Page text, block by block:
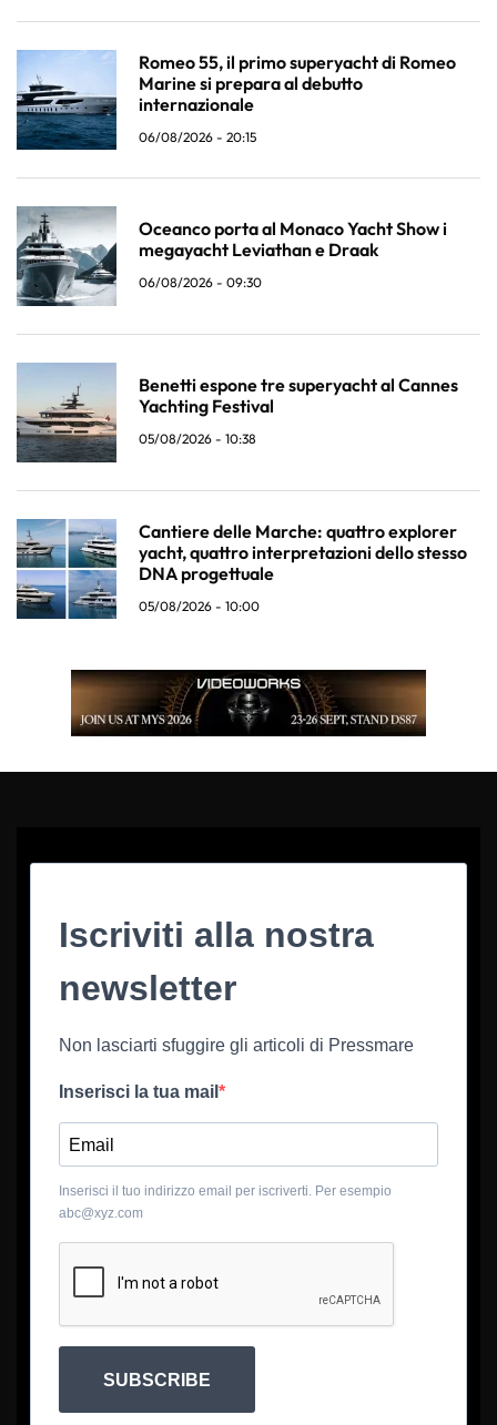
Romeo 55, il primo superyacht di Romeo
Marine si prepara al debutto
internazionale
06/08/2026 - 20:15
Oceanco porta al Monaco Yacht Show i
megayacht Leviathan e Draak
06/08/2026 - 09:30
Benetti espone tre superyacht al Cannes
Yachting Festival
05/08/2026 - 10:38
Cantiere delle Marche: quattro explorer
yacht, quattro interpretazioni dello stesso
DNA progettuale
05/08/2026 - 10:00
Iscriviti alla nostra
newsletter
Non lasciarti sfuggire gli articoli di Pressmare
Inserisci la tua mail
Inserisci il tuo indirizzo email per iscriverti. Per esempio
abc@xyz.com
SUBSCRIBE